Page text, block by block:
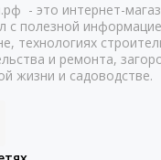
- это интернет-
с полезной
технологиях
и ремонта,
жизни и садоводстве.